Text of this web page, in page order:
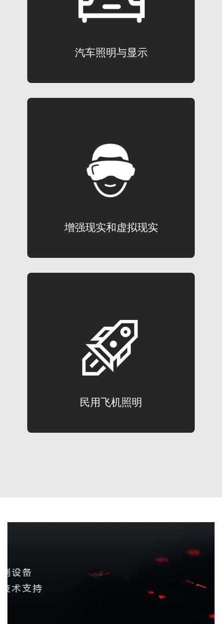
汽车照明与显示
了解更多
增强现实和虚拟现实
增强现实和虚拟现实
测试用户头戴设备和智能眼镜中的近眼显
示器
了解更多
民用飞机照明
民用飞机照明
测量驾驶舱面板,舱内和舱外照明,座舱标牌
以及抬头显示
了解更多